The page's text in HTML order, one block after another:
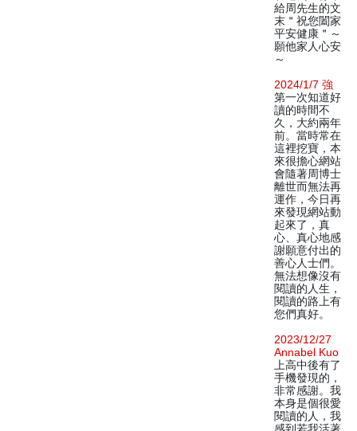
給周先生的文
末＂祝您闔家
平安健康＂～
願他家人心安
～
2024/1/7 強
第一次知道好
讀的時間不
久，大約兩年
前。當時常在
這裡挖寶，本
來很擔心網站
會隨著周博士
離世而無法再
運作，今日再
來發現網站動
起來了，真
心、真心地感
謝願意付出的
善心人士們。
無法想像沒有
閱讀的人生，
閱讀的路上有
您們真好。
2023/12/27
Annabel Kuo
上高中後有了
手機發現的，
非常感謝。我
本身是個很愛
閱讀的人，我